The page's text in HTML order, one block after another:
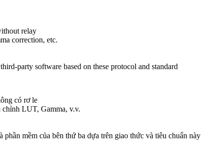
relay
correction, etc.
party software based on these protocol and standard
có rơ le
chỉnh LUT, Gamma, v.v.
mềm của bên thứ ba dựa trên giao thức và tiêu chuẩn này